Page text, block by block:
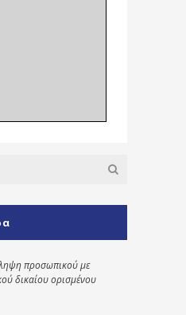
προσωπικού με
δικαίου ορισμένου